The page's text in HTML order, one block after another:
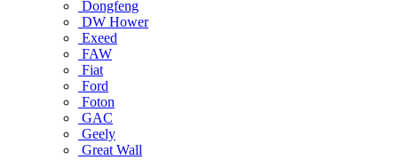
Dongfeng
DW Hower
Exeed
FAW
Fiat
Ford
Foton
GAC
Geely
Great Wall